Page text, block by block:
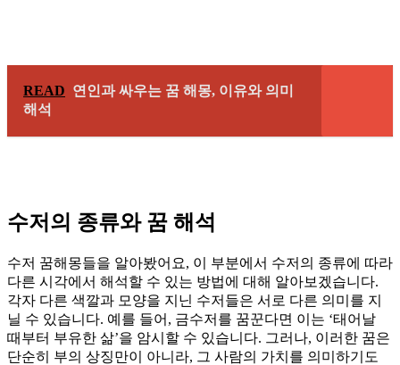
READ 연인과 싸우는 꿈 해몽, 이유와 의미
해석
수저의 종류와 꿈 해석
수저 꿈해몽들을 알아봤어요, 이 부분에서 수저의 종류에 따라
다른 시각에서 해석할 수 있는 방법에 대해 알아보겠습니다.
각자 다른 색깔과 모양을 지닌 수저들은 서로 다른 의미를 지
닐 수 있습니다. 예를 들어, 금수저를 꿈꾼다면 이는 ‘태어날
때부터 부유한 삶’을 암시할 수 있습니다. 그러나, 이러한 꿈은
단순히 부의 상징만이 아니라, 그 사람의 가치를 의미하기도